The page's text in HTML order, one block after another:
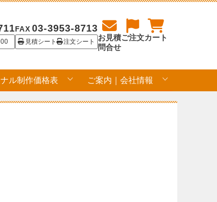
FAX 03-3953-8713
見積シート 注文シート
お見積
問合せ
ご注文カート
ル制作価格表 ご案内｜会社情報